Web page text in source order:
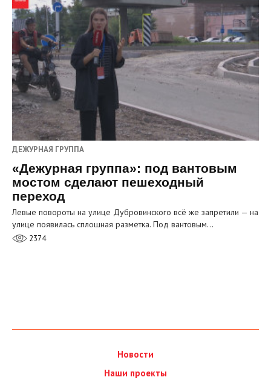
ДЕЖУРНАЯ ГРУППА
«Дежурная группа»: под вантовым
мостом сделают пешеходный
переход
Левые повороты на улице Дубровинского всё же запретили — на
улице появилась сплошная разметка. Под вантовым…
2374
Новости
Наши проекты